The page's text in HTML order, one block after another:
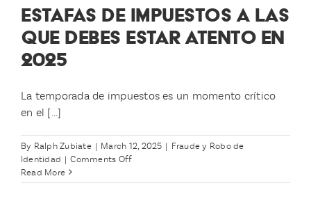
ESTAFAS DE IMPUESTOS A LAS
QUE DEBES ESTAR ATENTO EN
2025
La temporada de impuestos es un momento crítico
en el [...]
By Ralph Zubiate | March 12, 2025 | Fraude y Robo de
Identidad | Comments Offon
de
Read More